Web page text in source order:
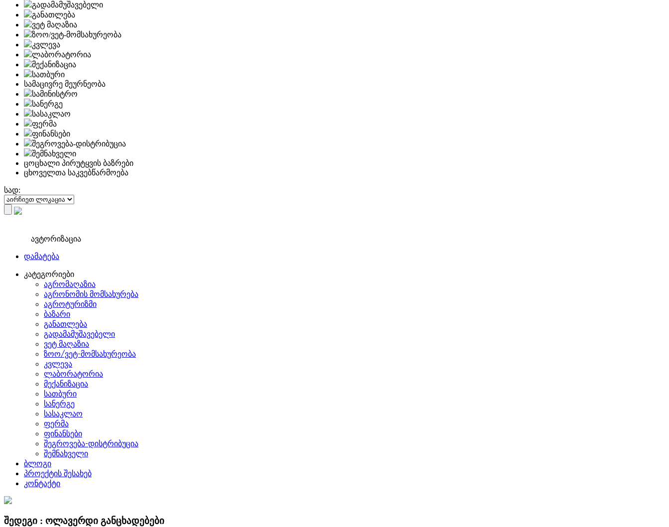
გადამამუშავებელი
განათლება
ვეტ მაღაზია
ზოო/ვეტ-მომსახურეობა
კვლევა
ლაბორატორია
მექანიზაცია
სათბური
სამაცივრე მეურნეობა
სამინისტრო
სანერგე
სასაკლაო
ფერმა
ფინანსები
შეგროვება-დისტრიბუცია
შემნახველი
ცოცხალი პირუტყვის ბაზრები
ცხოველთა საკვებწარმოება
სად:
ავტორიზაცია
დამატება
კატეგორიები
აგრომაღაზია
აგრონომის მომსახურება
აგროტურიზმი
ბაზარი
განათლება
გადამამუშავებელი
ვეტ მაღაზია
ზოო/ვეტ-მომსახურეობა
კვლევა
ლაბორატორია
მექანიზაცია
სათბური
სანერგე
სასაკლაო
ფერმა
ფინანსები
შეგროვება-დისტრიბუცია
შემნახველი
ბლოგი
პროექტის შესახებ
კონტაქტი
შედეგი : ოლავერდი განცხადებები